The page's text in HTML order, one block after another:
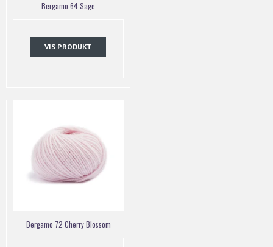
Bergamo 64 Sage
VIS PRODUKT
Bergamo 72 Cherry Blossom